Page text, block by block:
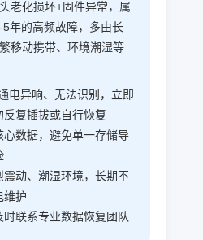
老化损坏+固件异常，属
年的高频故障，多由长
移动携带、环境潮湿等
电异响、无法识别，立即
复插拔或自行恢复
心数据，避免单一存储导
震动、潮湿环境，长期不
维护
联系专业数据恢复团队